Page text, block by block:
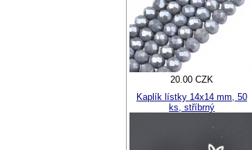
20.00 CZK
Kaplík lístky 14x14 mm, 50
ks, stříbrný